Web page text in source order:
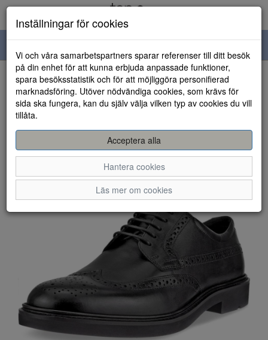
navigation
HEM
Inställningar för cookies
Vi och våra samarbetspartners sparar referenser till ditt besök
på din enhet för att kunna erbjuda anpassade funktioner,
spara besöksstatistik och för att möjliggöra personifierad
marknadsföring. Utöver nödvändiga cookies, som krävs för
sida ska fungera, kan du själv välja vilken typ av cookies du vill
tillåta.
Acceptera alla
Hantera cookies
Läs mer om cookies